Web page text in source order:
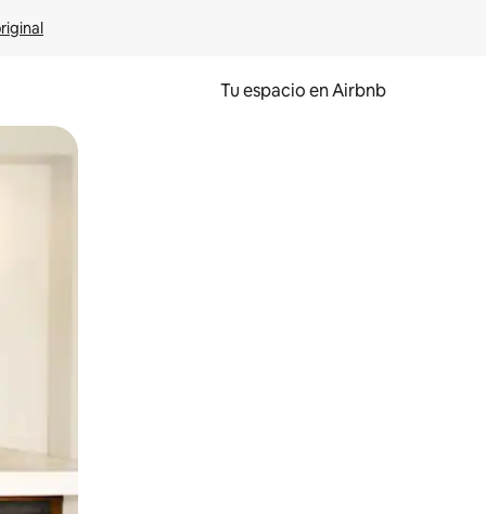
Tu espacio en Airbnb
tocando y deslizando la pantalla.